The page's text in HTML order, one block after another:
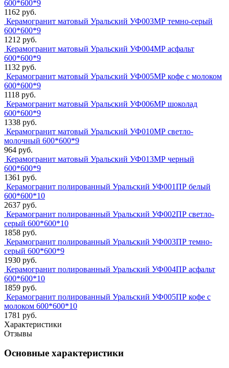
600*600*9
1162 руб.
Керамогранит матовый Уральский УФ003МР темно-серый
600*600*9
1212 руб.
Керамогранит матовый Уральский УФ004МР асфальт
600*600*9
1132 руб.
Керамогранит матовый Уральский УФ005МР кофе с молоком
600*600*9
1118 руб.
Керамогранит матовый Уральский УФ006МР шоколад
600*600*9
1338 руб.
Керамогранит матовый Уральский УФ010МР светло-
молочный 600*600*9
964 руб.
Керамогранит матовый Уральский УФ013МР черный
600*600*9
1361 руб.
Керамогранит полированный Уральский УФ001ПР белый
600*600*10
2637 руб.
Керамогранит полированный Уральский УФ002ПР светло-
серый 600*600*10
1858 руб.
Керамогранит полированный Уральский УФ003ПР темно-
серый 600*600*9
1930 руб.
Керамогранит полированный Уральский УФ004ПР асфальт
600*600*10
1859 руб.
Керамогранит полированный Уральский УФ005ПР кофе с
молоком 600*600*10
1781 руб.
Характеристики
Отзывы
Основные характеристики